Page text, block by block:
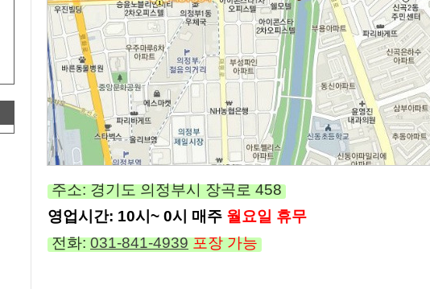
주소: 경기도 의정부시 장곡로 458
영업시간: 10시~ 0시 매주 월요일 휴무
전화: 031-841-4939 포장 가능